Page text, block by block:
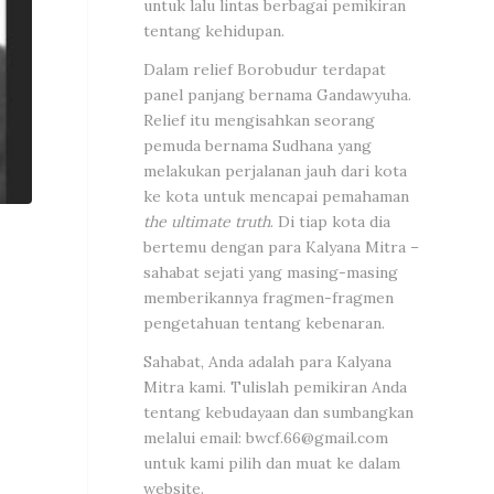
untuk lalu lintas berbagai pemikiran
tentang kehidupan.
Dalam relief Borobudur terdapat
panel panjang bernama Gandawyuha.
Relief itu mengisahkan seorang
pemuda bernama Sudhana yang
melakukan perjalanan jauh dari kota
ke kota untuk mencapai pemahaman
the ultimate truth. Di tiap kota dia
bertemu dengan para Kalyana Mitra –
sahabat sejati yang masing-masing
memberikannya fragmen-fragmen
pengetahuan tentang kebenaran.
Sahabat, Anda adalah para Kalyana
Mitra kami. Tulislah pemikiran Anda
tentang kebudayaan dan sumbangkan
melalui email: bwcf.66@gmail.com
untuk kami pilih dan muat ke dalam
website.